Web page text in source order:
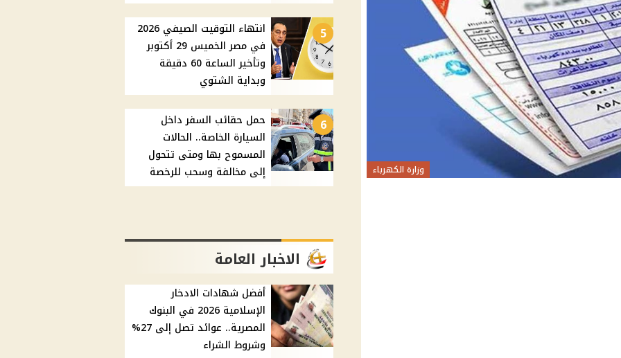
وزارة الكهرباء
5
انتهاء التوقيت الصيفي 2026
في مصر الخميس 29 أكتوبر
وتأخير الساعة 60 دقيقة
وبداية الشتوي
6
حمل حقائب السفر داخل
السيارة الخاصة.. الحالات
المسموح بها ومتى تتحول
إلى مخالفة وسحب للرخصة
الاخبار العامة
أفضل شهادات الادخار
الإسلامية 2026 في البنوك
المصرية.. عوائد تصل إلى 27%
وشروط الشراء